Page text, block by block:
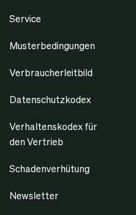
Service
Musterbedingungen
Verbraucherleitbild
Datenschutzkodex
Verhaltenskodex für
den Vertrieb
Schadenverhütung
Newsletter